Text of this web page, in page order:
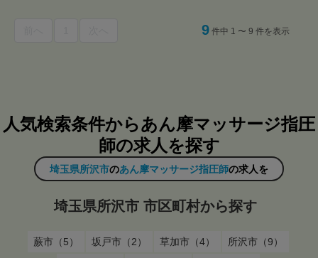
9 件中 1 〜 9 件を表示
人気検索条件からあん摩マッサージ指圧
師の求人を探す
埼玉県所沢市のあん摩マッサージ指圧師の求人を
埼玉県所沢市 市区町村から探す
蕨市（5） 坂戸市（2） 草加市（4）
所沢市（9）